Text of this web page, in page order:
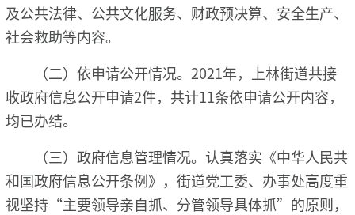
及公共法律、公共文化服务、财政预决算、安全生产、
社会救助等内容。
（二）依申请公开情况。2021年，上林街道共接
收政府信息公开申请2件，共计11条依申请公开内容，
均已办结。
（三）政府信息管理情况。认真落实《中华人民共
和国政府信息公开条例》，街道党工委、办事处高度重
视坚持“主要领导亲自抓、分管领导具体抓”的原则，